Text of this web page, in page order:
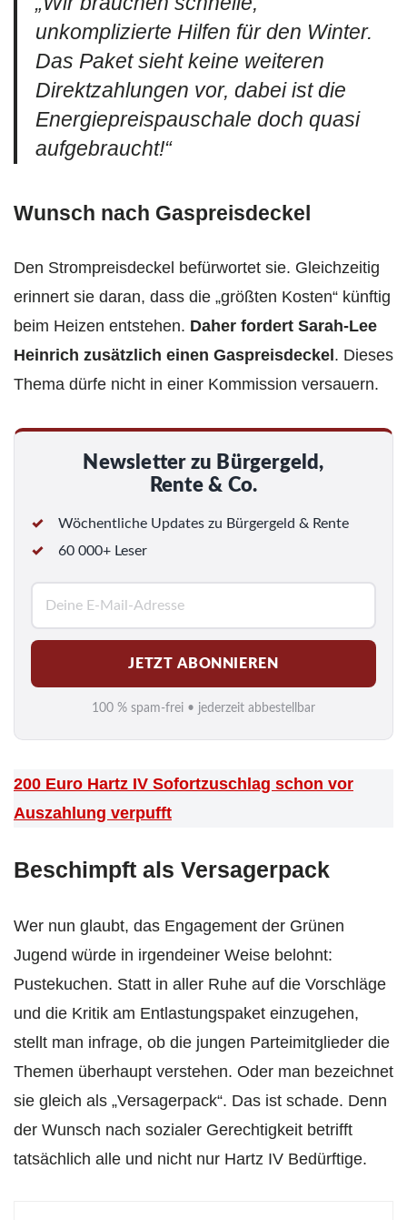
unkomplizierte Hilfen für den Winter.
Das Paket sieht keine weiteren
Direktzahlungen vor, dabei ist die
Energiepreispauschale doch quasi
aufgebraucht!“
Wunsch nach Gaspreisdeckel
Den Strompreisdeckel befürwortet sie. Gleichzeitig
erinnert sie daran, dass die „größten Kosten“ künftig
beim Heizen entstehen. Daher fordert Sarah-Lee
Heinrich zusätzlich einen Gaspreisdeckel . Dieses
Thema dürfe nicht in einer Kommission versauern.
Newsletter zu Bürgergeld,
Rente & Co.
Wöchentliche Updates zu Bürgergeld & Rente
60 000+ Leser
M
a
i
l
*
JETZT ABONNIEREN
100 % spam-frei • jederzeit abbestellbar
200 Euro Hartz IV Sofortzuschlag schon vor
Auszahlung verpufft
Beschimpft als Versagerpack
Wer nun glaubt, das Engagement der Grünen
Jugend würde in irgendeiner Weise belohnt:
Pustekuchen. Statt in aller Ruhe auf die Vorschläge
und die Kritik am Entlastungspaket einzugehen,
stellt man infrage, ob die jungen Parteimitglieder die
Themen überhaupt verstehen. Oder man bezeichnet
sie gleich als „Versagerpack“. Das ist schade. Denn
der Wunsch nach sozialer Gerechtigkeit betrifft
tatsächlich alle und nicht nur Hartz IV Bedürftige.